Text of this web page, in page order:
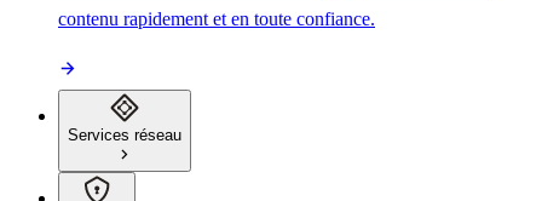
contenu rapidement et en toute confiance.
Services réseau